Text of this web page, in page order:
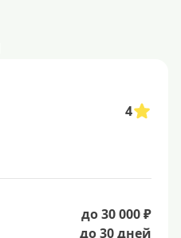
4
до 30 000 ₽
до 30 дней